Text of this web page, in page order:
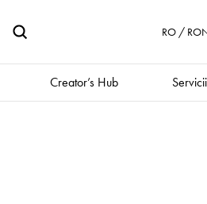
RO /
Creator’s Hub Servicii